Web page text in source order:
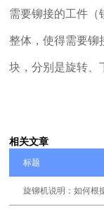
需要铆接的工件（
整体，使得需要铆
块，分别是旋转、
相关文章
标题
旋铆机说明：如何根